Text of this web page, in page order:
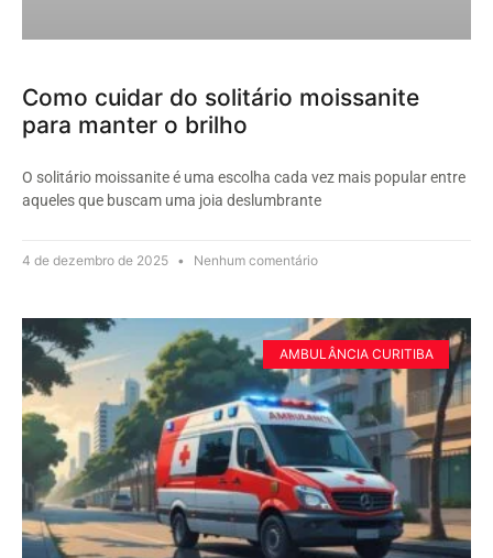
Como cuidar do solitário moissanite
para manter o brilho
O solitário moissanite é uma escolha cada vez mais popular entre
aqueles que buscam uma joia deslumbrante
4 de dezembro de 2025 Nenhum comentário
AMBULÂNCIA CURITIBA